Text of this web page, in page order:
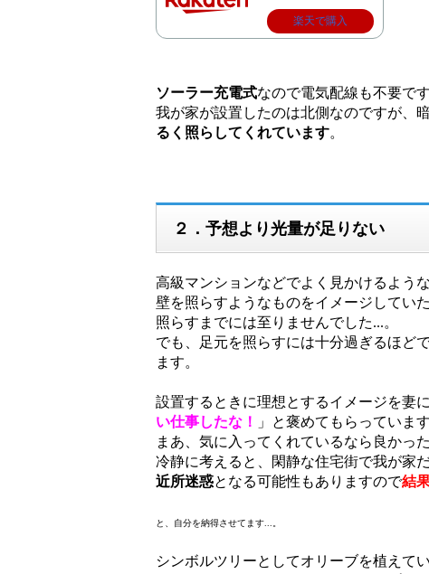
楽天で購入
ソーラー充電式なので電気配線も不要で
我が家が設置したのは北側なのですが、
るく照らしてくれています。
２．予想より光量が足りない
高級マンションなどでよく見かけるよう
壁を照らすようなものをイメージしてい
照らすまでには至りませんでした...。
でも、足元を照らすには十分過ぎるほどで
ます。
設置するときに理想とするイメージを妻
い仕事したな！
」と褒めてもらっています
まあ、気に入ってくれているなら良かった
冷静に考えると、閑静な住宅街で我が家
近所迷惑となる可能性もありますので結
と、自分を納得させてます...。
シンボルツリーとしてオリーブを植えて